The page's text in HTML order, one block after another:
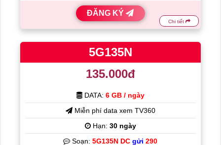
ĐĂNG KÝ
Chi tiết
5G135N
135.000đ
DATA: 6 GB / ngày
Miễn phí data xem TV360
Hạn: 30 ngày
Soạn:5G135N DCgửi 290